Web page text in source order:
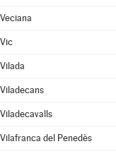
Veciana
Vic
Vilada
Viladecans
Viladecavalls
Vilafranca del Penedès